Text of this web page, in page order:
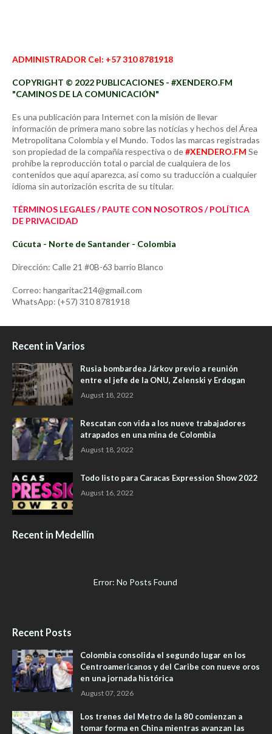
ADMINISTRADOR Cel: +57 310 8781918
COPYRIGHT © 2022 PUBLICACIONES - #XENDERO.FM
"CAMINOS DE LA COMUNICACIÓN"
Es una publicación para Internet con la misión de llevar
información de primera mano sobre las noticias y hechos del Área
Metropolitana Colombia y el Mundo. Todos las marcas registradas
son propiedad de la compañía respectiva o de#XENDERO.FM Se
prohíbe la reproducción total o parcial de cualquiera de los
contenidos que aquí aparezca, así como su traducción a cualquier
idioma sin autorización escrita de su titular.
TÉRMINOS LEGALES / PAUTE CON NOSOTROS / POLÍTICA
DE PRIVACIDAD
Cúcuta - Norte de Santander - Colombia
Dirección: Calle 21 #0B-63 barrio Blanco
Correo: hangaritac214@gmail.com
WhatsApp: (+57) 310 8781918
Recent in Varios
Rusia bombardea Járkov previo a reunión
entre el jefe de la ONU, Zelenski y Erdogan
August 18, 2022
Rescatan con vida a los nueve trabajadores
atrapados en una mina de Colombia
August 18, 2022
Todo listo para Caracas Expression Show 2022
August 16, 2022
Recent in Medellín
Error: No Posts Found
Recent Posts
Colombia consolida el segundo lugar en los
Centroamericanos y del Caribe con nueve oros
en una jornada histórica
August 07, 2026
Los trenes del Metro de la 80 comienzan a
tomar forma en China mientras avanzan las